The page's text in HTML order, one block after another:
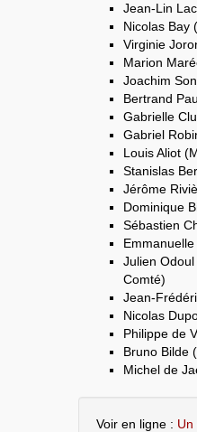
Jean-Lin
Nicolas Bay
Virginie
Marion
Joachim
Bertrand
Gabrielle
Gabriel
Louis Aliot
Stanislas
Jérôme
Dominique
Sébastien
Julien
Comté)
Jean-
Nicolas
Philippe de
Bruno Bilde
Michel de
Voir en ligne : Un